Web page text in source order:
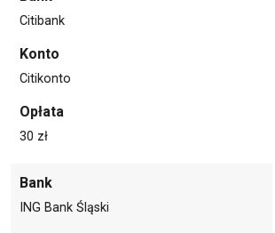
Citibank
Konto
Citikonto
Opłata
30 zł
Bank
ING Bank Śląski